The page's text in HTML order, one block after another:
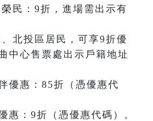
民：9折，進場需出示有
北投區居民，可享9折優
中心售票處出示戶籍地址
優惠：85折（憑優惠代
惠：9折（憑優惠代碼）。